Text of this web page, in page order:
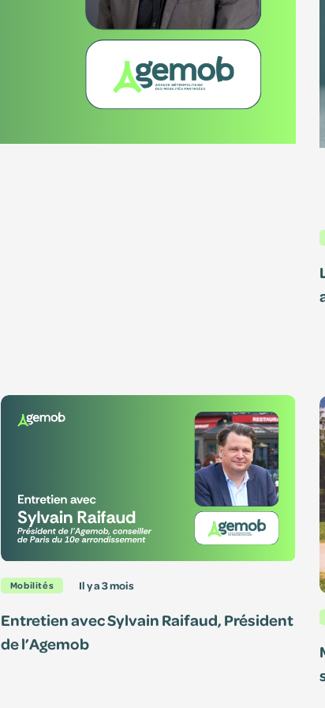
Mobilités il y a 3 mois
Entretien avec Sylvain Raifaud, Président
de l’Agemob